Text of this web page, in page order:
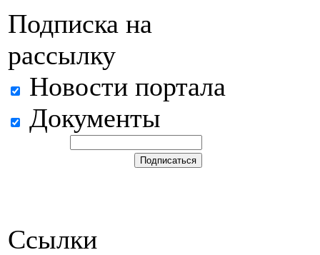
Подписка на
рассылку
Новости портала
Документы
Ссылки